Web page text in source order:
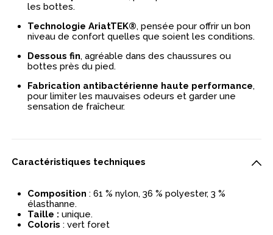
les bottes.
Technologie AriatTEK®, pensée pour offrir un bon
niveau de confort quelles que soient les conditions.
Dessous fin, agréable dans des chaussures ou
bottes près du pied.
Fabrication antibactérienne haute performance,
pour limiter les mauvaises odeurs et garder une
sensation de fraîcheur.
Caractéristiques techniques
Composition : 61 % nylon, 36 % polyester, 3 %
élasthanne.
Taille : unique.
Coloris : vert foret